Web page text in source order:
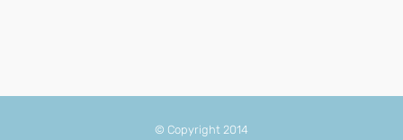
© Copyright 2014